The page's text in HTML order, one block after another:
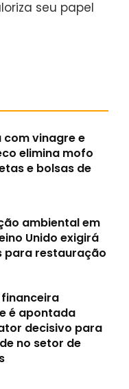
seu papel
com vinagre e
elimina mofo
e bolsas de
ambiental em
Unido exigirá
para restauração
é apontada
decisivo para
no setor de